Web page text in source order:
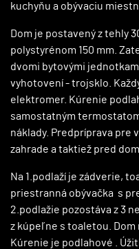
kuchyňu a obývaciu
Dom je postavený z tehly
polystyrénom 150 mm.
dvomi bytovými
vyhotovení - trojsklo.
elektromer. Kúrenie
samostatným
náklady. Predpríprava pre
zahrade a taktiež pred
Na 1.podlaží je zádverie,
priestranná obývačka s
2.podlažie pozostáva z 3
z kúpeľne s toaletou.
Kúrenie je podlahové .